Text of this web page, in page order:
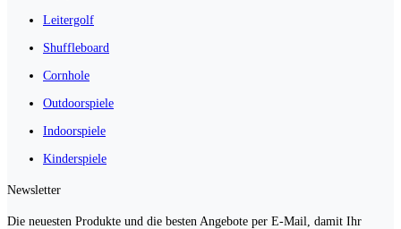
Leitergolf
Shuffleboard
Cornhole
Outdoorspiele
Indoorspiele
Kinderspiele
Newsletter
Die neuesten Produkte und die besten Angebote per E-Mail, damit Ihr